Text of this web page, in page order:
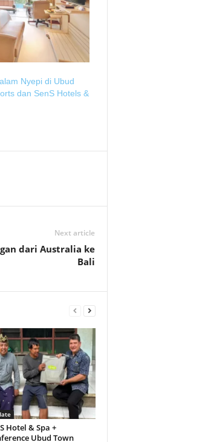
Nyepi di Ubud
dan SenS Hotels &
Next article
dari Australia ke
Bali
Hotel & Spa +
Ubud Town